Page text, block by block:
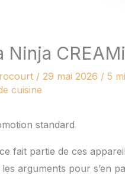
Ninja
/ 29 mai 2026 / 5
cuisine
fait partie de ces
arguments pour s’en